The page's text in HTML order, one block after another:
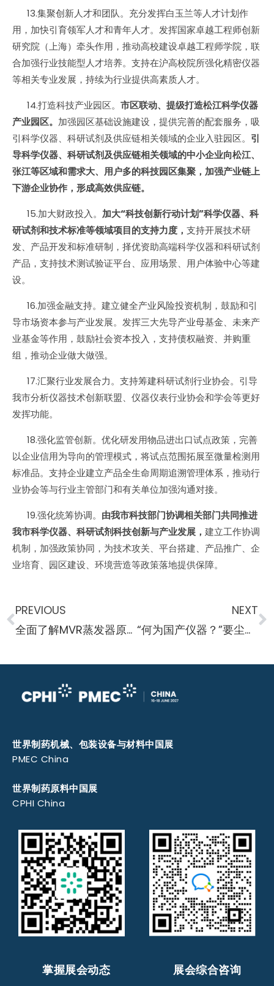
13.集聚创新人才和团队。充分发挥白玉兰等人才计划作
用，加快引育领军人才和青年人才。发挥国家卓越工程师创新
研究院（上海）牵头作用，推动高校建设卓越工程师学院，联
合加强行业技能型人才培养。支持在沪高校院所强化精密仪器
等相关专业发展，持续为行业提供高素质人才。
14.打造科技产业园区。 市区联动、提级打造松江科学仪器
产业园区。 加强园区基础设施建设，提供完善的配套服务，吸
引科学仪器、科研试剂及供应链相关领域的企业入驻园区。 引
导科学仪器、科研试剂及供应链相关领域的中小企业向松江、
张江等区域和需求大、用户多的科技园区集聚，加强产业链上
下游企业协作，形成高效供应链。
15.加大财政投入。 加大“科技创新行动计划”科学仪器、科
研试剂和技术标准等领域项目的支持力度， 支持开展技术研
发、产品开发和标准研制，择优资助高端科学仪器和科研试剂
产品，支持技术测试验证平台、应用场景、用户体验中心等建
设。
16.加强金融支持。建立健全产业风险投资机制，鼓励和引
导市场资本参与产业发展。发挥三大先导产业母基金、未来产
业基金等作用，鼓励社会资本投入，支持债权融资、并购重
组，推动企业做大做强。
17.汇聚行业发展合力。支持筹建科研试剂行业协会。引导
我市分析仪器技术创新联盟、仪器仪表行业协会和学会等更好
发挥功能。
18.强化监管创新。优化研发用物品进出口试点政策，完善
以企业信用为导向的管理模式，将试点范围拓展至微量检测用
标准品。支持企业建立产品全生命周期追溯管理体系，推动行
业协会等与行业主管部门和有关单位加强沟通对接。
19.强化统筹协调。 由我市科技部门协调相关部门共同推进
我市科学仪器、科研试剂科技创新与产业发展， 建立工作协调
机制，加强政策协同，为技术攻关、平台搭建、产品推广、企
业培育、园区建设、环境营造等政策落地提供保障。
PREVIOUS
全面了解MVR蒸发器原理及应用
NEXT
“何为国产仪器？”要尘埃落定了
世界制药机械、包装设备与材料中国展
PMEC China
世界制药原料中国展
CPHI China
掌握展会动态 展会综合咨询